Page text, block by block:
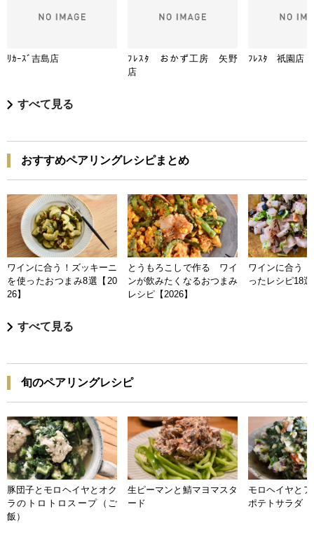
ﾘｶｰｽﾞ吉島店
ﾌﾚｽﾀ おかず工房 矢野
店
ﾌﾚｽﾀ 祇園店
すべて見る
おすすめペアリングレシピまとめ
ワインに合う！ズッキーニ
を使ったおつまみ8選【20
26】
とうもろこしで作る ワイ
ンが飲みたくなるおつまみ
レシピ【2026】
ワインに合う
ったレシピ18
すべて見る
旬のペアリングレシピ
豚団子とモロヘイヤとオク
ラのトロトロスープ（ご
飯）
生ピーマンと鯖マヨマスタ
ード
モロヘイヤと
ポテトサラダ